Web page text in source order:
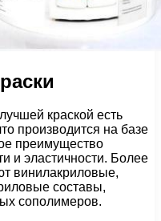
краской есть
производится на базе
преимущество
и эластичности. Более
винилакриловые,
составы,
сополимеров.